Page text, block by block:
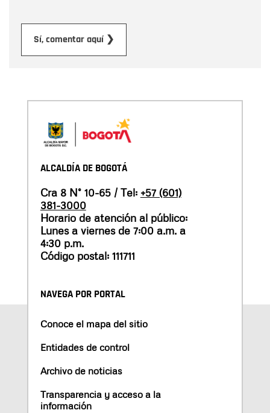
Sí, comentar aquí ❯
ALCALDÍA DE BOGOTÁ
Cra 8 N° 10-65 / Tel: +57 (601)
381-3000
Horario de atención al público:
Lunes a viernes de 7:00 a.m. a
4:30 p.m.
Código postal: 111711
NAVEGA POR PORTAL
Conoce el mapa del sitio
Entidades de control
Archivo de noticias
Transparencia y acceso a la
información